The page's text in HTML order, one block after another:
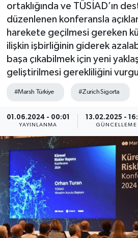
ortaklığında ve TÜSİAD’ın
düzenlenen konferansla
harekete geçilmesi gereken
ilişkin işbirliğinin giderek
başa çıkabilmek için yeni
geliştirilmesi gerekliliğini
#Marsh Türkiye #Zurich Sigorta
01.06.2024 - 00:01
YAYINLANMA
13.02.2025 -
GÜNCELLEME
SEKTÖR
ŞİRKET PANO
SÖYLEŞİ
ÜLKE
YAŞAM